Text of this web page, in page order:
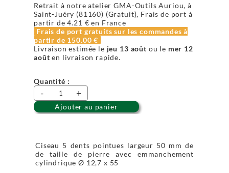
Retrait à notre atelier GMA-Outils Auriou, à
Saint-Juéry (81160) (Gratuit), Frais de port à
partir de4.21 € en France
Frais de port gratuits sur les commandes à
partir de 150.00 €
Livraison estimée le jeu 13 août ou le mer 12
août en livraison rapide.
Quantité :
- +
Ajouter au panier
Ciseau 5 dents pointues largeur 50 mm de
de taille de pierre avec emmanchement
cylindrique Ø 12,7 x 55